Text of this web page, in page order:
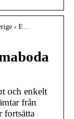
› E…
och enkelt
från
fortsätta